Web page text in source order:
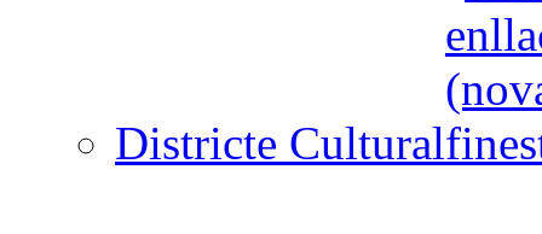
Districte Cultural